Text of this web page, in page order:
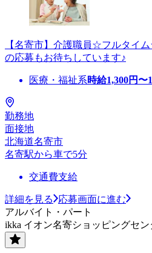
【名寄市】介護職員☆フルタイ
の応募もお待ちしています♪
医療・福祉系時給1,300円〜
勤務地
面接地
北海道名寄市
名寄駅から車で5分
交通費支給
詳細を見る
応募画面に進む
アルバイト・パート
ikka イオン名寄ショッピングセン